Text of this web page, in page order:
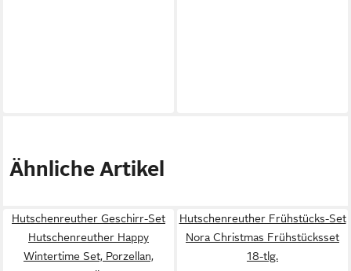
Ähnliche Artikel
Hutschenreuther Geschirr-Set
Hutschenreuther Happy
Wintertime Set, Porzellan,
Hutschenreuther Frühstücks-Set
Nora Christmas Frühstücksset
18-tlg.